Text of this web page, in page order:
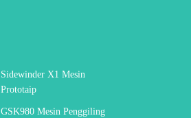
Sidewinder X1 Mesin
Prototaip
GSK980 Mesin Penggiling